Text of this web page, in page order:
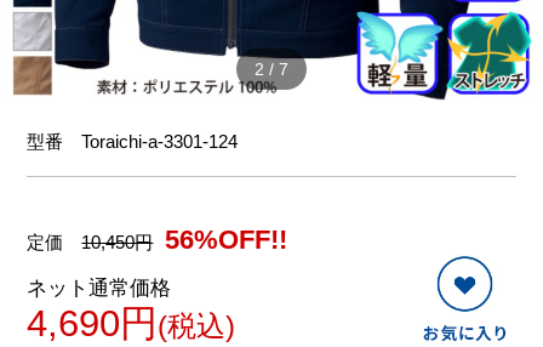
2 / 7
型番Toraichi-a-3301-124
定価10,450円 56%OFF!!
ネット通常価格
4,690円 (税込)